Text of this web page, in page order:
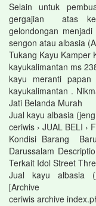
Selain untuk
gergajian atas
gelondongan
sengon atau albasia
Tukang Kayu Kamper
kayukalimantan ms
kayu meranti
kayukalimantan .
Jati Belanda Murah
Jual kayu albasia
ceriwis › JUAL BELI ›
Kondisi Barang
Darussalam
Terkait Idol Street
Jual kayu albasia
[Archive
ceriwis archive